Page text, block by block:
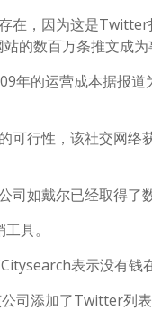
在，因为这是
的数百万条推文成为
的运营成本据报道
行性，该社交网络
如戴尔已经取得了
具。
表示没有钱
司添加了Twitter列